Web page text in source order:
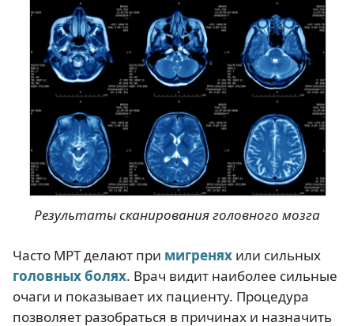
Результаты сканирования головного мозга
Часто МРТ делают при мигренях или сильных
головных болях. Врач видит наиболее сильные
очаги и показывает их пациенту. Процедура
позволяет разобраться в причинах и назначить